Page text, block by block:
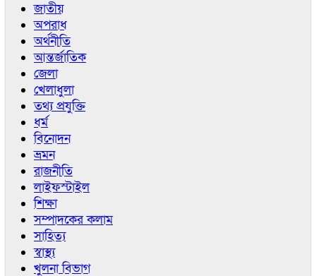
জাতীয়
অপরাধ
অর্থনীতি
আন্তর্জাতিক
জেলা
খেলাধুলা
তথ্য প্রযুক্তি
ধর্ম
বিনোদন
ভ্রমন
রাজনীতি
লাইফস্টাইল
শিক্ষা
সম্পাদকের কলাম
সাহিত্য
স্বাস্থ্য
খুলনা বিভাগ